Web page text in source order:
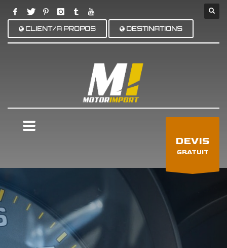
CLIENT/A PROPOS DESTINATIONS
DEVIS
GRATUIT